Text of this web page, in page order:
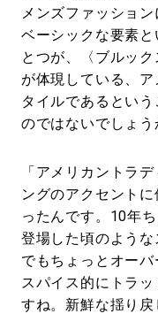
メンズファッショ
ベーシックな要素
とつが、〈ブルッ
が体現している、
タイルであるとい
のではないでしょう
「アメリカントラ
ングのアクセント
ったんです。10年
登場した頃のよう
でもちょっとオー
スパイス的にトラ
すね。新鮮な揺り戻